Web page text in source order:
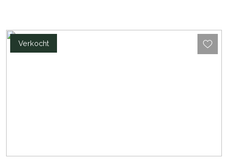
Verkocht